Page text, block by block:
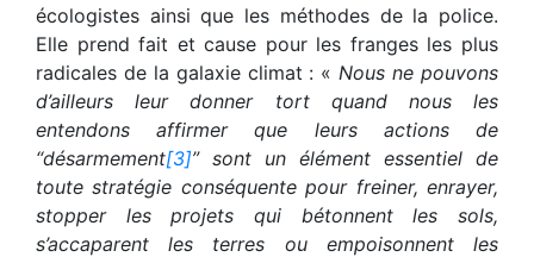
écologistes ainsi que les méthodes de la police.
Elle prend fait et cause pour les franges les plus
radicales de la galaxie climat : « Nous ne pouvons
d’ailleurs leur donner tort quand nous les
entendons affirmer que leurs actions de
“désarmement[3]” sont un élément essentiel de
toute stratégie conséquente pour freiner, enrayer,
stopper les projets qui bétonnent les sols,
s’accaparent les terres ou empoisonnent les